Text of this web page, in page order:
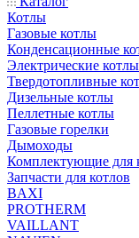
Котлы
Газовые котлы
Конденсационные
Электрические котлы
Твердотопливные
Дизельные котлы
Пеллетные котлы
Газовые горелки
Дымоходы
Комплектующие для
Запчасти для котлов
BAXI
PROTHERM
VAILLANT